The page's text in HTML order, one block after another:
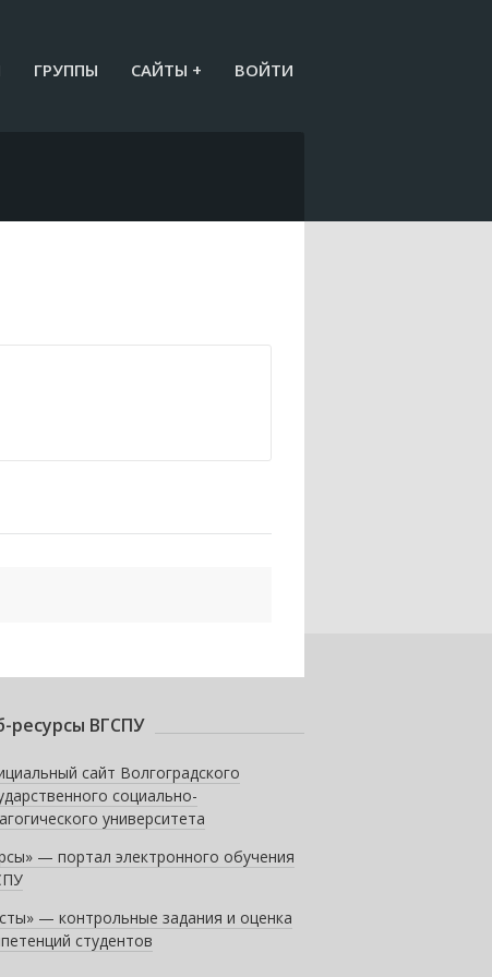
ГРУППЫ САЙТЫ + ВОЙТИ
ресурсы ВГСПУ
сайт Волгоградского
социально-
университета
— портал электронного обучения
— контрольные задания и оценка
студентов